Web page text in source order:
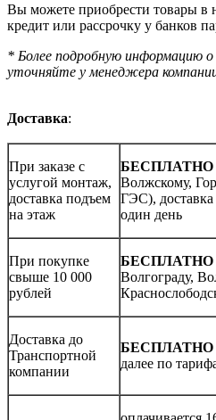
Вы можете приобрести товары в
кредит или рассрочку у банков
* Более подробную информацию
уточняйте у менеджера
Доставка:
При заказе с
услугой монтаж,
доставка подъем
на этаж
БЕСПЛАТНО
Волжскому,
ГЭС),
один день
При покупке
свыше 10 000
рублей
БЕСПЛАТНО
Волгограду,
Доставка до
Транспортной
компании
БЕСПЛАТНО
далее по